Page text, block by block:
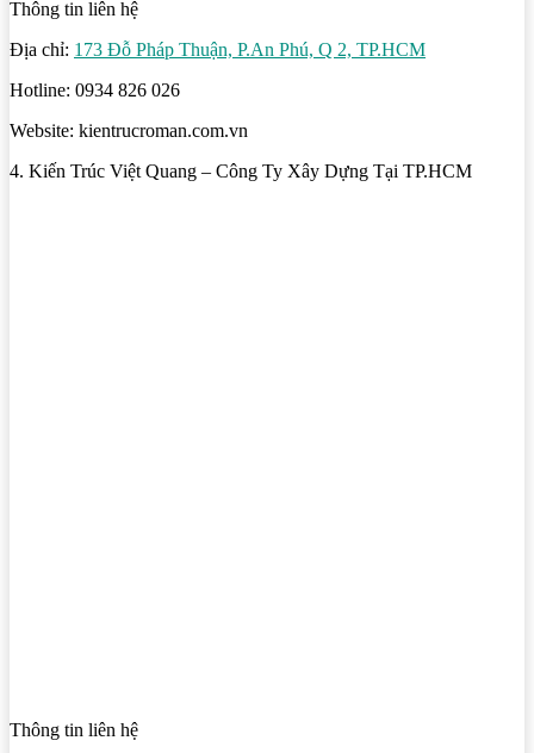
Thông tin liên hệ
Địa chỉ: 173 Đỗ Pháp Thuận, P.An Phú, Q 2, TP.HCM
Hotline: 0934 826 026
Website: kientrucroman.com.vn
4. Kiến Trúc Việt Quang – Công Ty Xây Dựng Tại TP.HCM
Thông tin liên hệ